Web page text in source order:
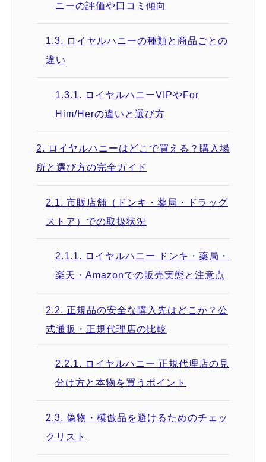
ニーの評価や口コミ傾向
1.3. ロイヤルハニーの種類と商品ごとの
違い
1.3.1. ロイヤルハニーVIPやFor
Him/Herの違いと選び方
2. ロイヤルハニーはどこで買える？購入場
所と選び方の完全ガイド
2.1. 市販店舗（ドンキ・薬局・ドラッグ
ストア）での取扱状況
2.1.1. ロイヤルハニー ドンキ・薬局・
楽天・Amazonでの販売実態と注意点
2.2. 正規品の安全な購入先はどこか？公
式通販・正規代理店の比較
2.2.1. ロイヤルハニー 正規代理店の見
分け方と本物を買うポイント
2.3. 偽物・模倣品を避けるためのチェッ
クリスト